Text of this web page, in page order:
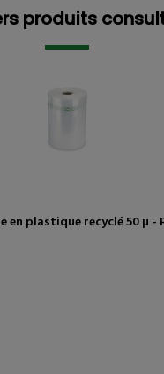
produits
plastique recyclé 50 µ -